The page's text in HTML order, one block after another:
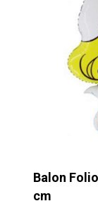
Balon
cm